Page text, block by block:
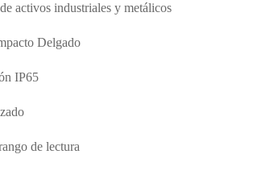
activos industriales y metálicos
Delgado
IP65
de lectura